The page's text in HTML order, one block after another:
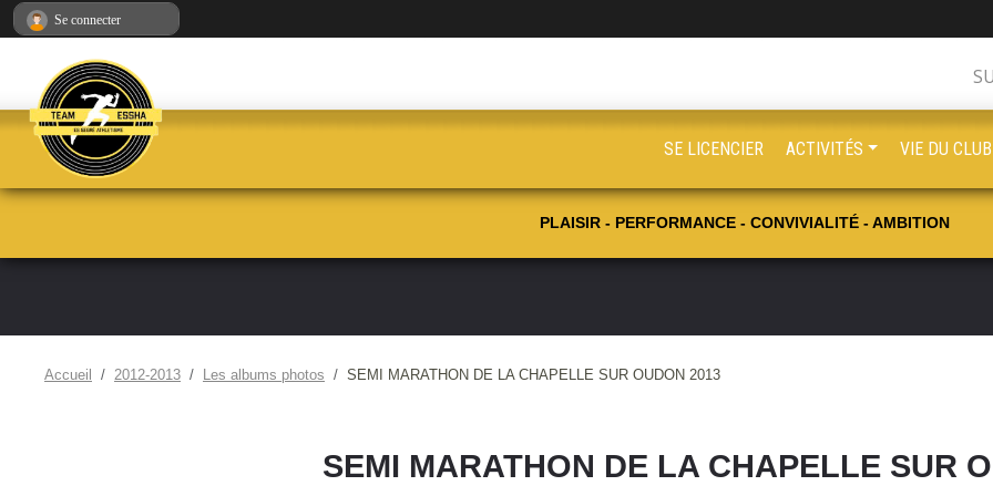
PLAISIR - PERFORMANCE - CONVIVIALITÉ - AMBITION
Accueil 2012-2013 Les albums photos SEMI MARATHON DE LA CHAPELLE SUR OUDON 2013
SEMI MARATHON DE LA CHAPELLE SUR
SE LICENCIER ACTIVITÉS VIE DU CLUB
Se connecter
Panneau de gestion des cookies